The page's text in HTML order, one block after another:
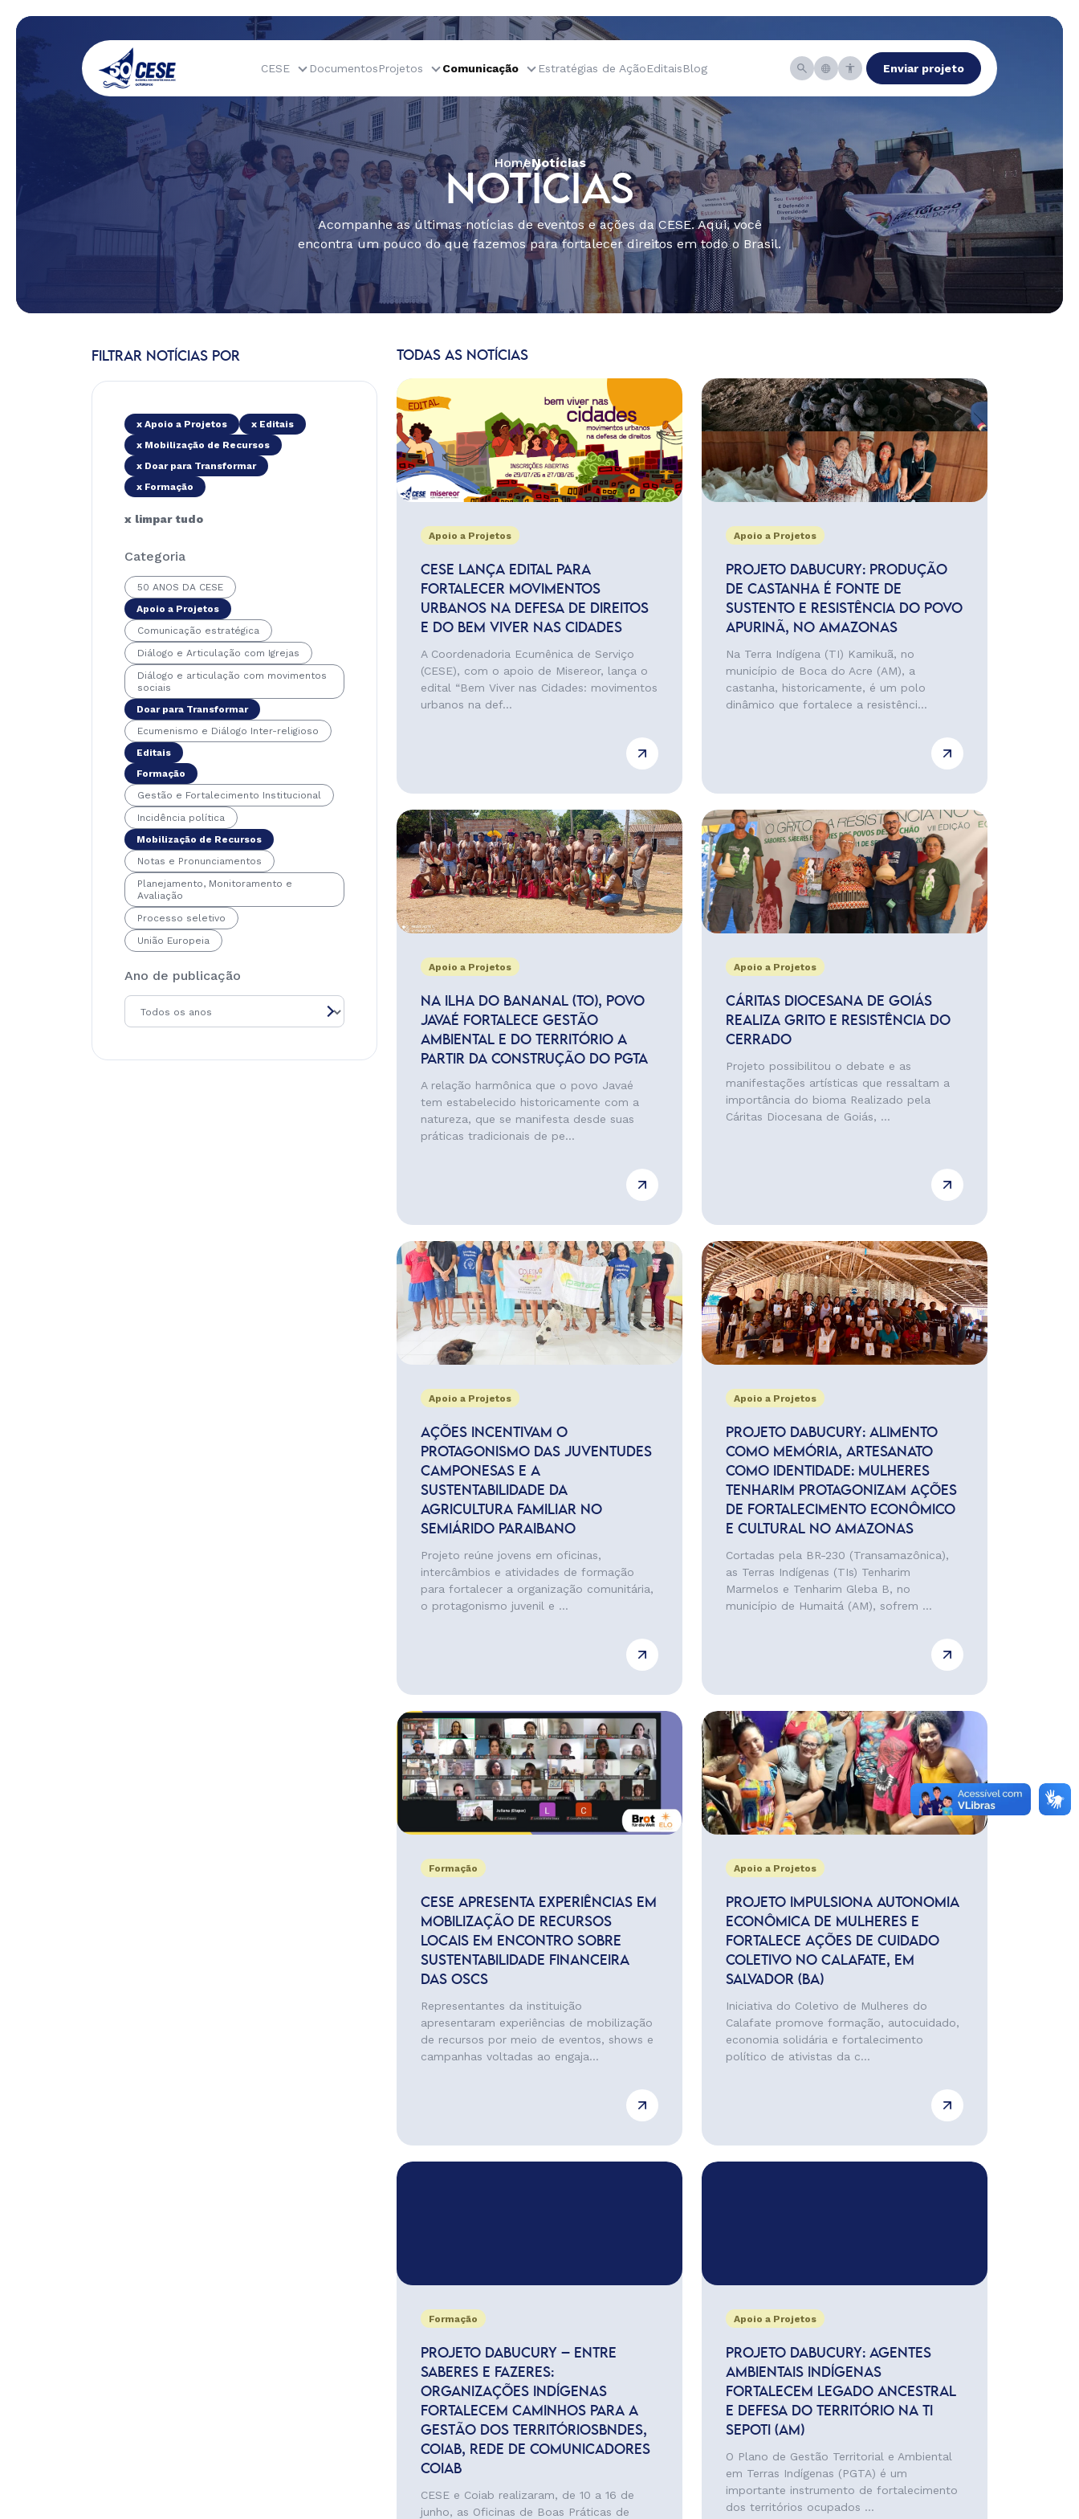
CESE DocumentosProjetos Comunicação Estratégias de AçãoEditaisBlog Enviar projeto
HomeNotícias
NOTÍCIAS
Acompanhe as últimas notícias de eventos e ações da CESE. Aqui, você
encontra um pouco do que fazemos para fortalecer direitos em todo o Brasil.
FILTRAR NOTÍCIAS POR
x Apoio a Projetos
x Editais
x Mobilização de Recursos
x Doar para Transformar
x Formação
x limpar tudo
Categoria
50 ANOS DA CESE
Apoio a Projetos
Comunicação estratégica
Diálogo e Articulação com Igrejas
Diálogo e articulação com movimentos
sociais
Doar para Transformar
Ecumenismo e Diálogo Inter-religioso
Editais
Formação
Gestão e Fortalecimento Institucional
Incidência política
Mobilização de Recursos
Notas e Pronunciamentos
Planejamento, Monitoramento e
Avaliação
Processo seletivo
União Europeia
Ano de publicação
TODAS AS NOTÍCIAS
Apoio a Projetos
CESE LANÇA EDITAL PARA
FORTALECER MOVIMENTOS
URBANOS NA DEFESA DE DIREITOS
E DO BEM VIVER NAS CIDADES
A Coordenadoria Ecumênica de Serviço
(CESE), com o apoio de Misereor, lança o
edital “Bem Viver nas Cidades: movimentos
urbanos na def...
Apoio a Projetos
PROJETO DABUCURY: PRODUÇÃO
DE CASTANHA É FONTE DE
SUSTENTO E RESISTÊNCIA DO POVO
APURINÃ, NO AMAZONAS
Na Terra Indígena (TI) Kamikuã, no
município de Boca do Acre (AM), a
castanha, historicamente, é um polo
dinâmico que fortalece a resistênci...
Apoio a Projetos
NA ILHA DO BANANAL (TO), POVO
JAVAÉ FORTALECE GESTÃO
AMBIENTAL E DO TERRITÓRIO A
PARTIR DA CONSTRUÇÃO DO PGTA
A relação harmônica que o povo Javaé
tem estabelecido historicamente com a
natureza, que se manifesta desde suas
práticas tradicionais de pe...
Apoio a Projetos
CÁRITAS DIOCESANA DE GOIÁS
REALIZA GRITO E RESISTÊNCIA DO
CERRADO
Projeto possibilitou o debate e as
manifestações artísticas que ressaltam a
importância do bioma Realizado pela
Cáritas Diocesana de Goiás, ...
Apoio a Projetos
AÇÕES INCENTIVAM O
PROTAGONISMO DAS JUVENTUDES
CAMPONESAS E A
SUSTENTABILIDADE DA
AGRICULTURA FAMILIAR NO
SEMIÁRIDO PARAIBANO
Projeto reúne jovens em oficinas,
intercâmbios e atividades de formação
para fortalecer a organização comunitária,
o protagonismo juvenil e ...
Apoio a Projetos
PROJETO DABUCURY: ALIMENTO
COMO MEMÓRIA, ARTESANATO
COMO IDENTIDADE: MULHERES
TENHARIM PROTAGONIZAM AÇÕES
DE FORTALECIMENTO ECONÔMICO
E CULTURAL NO AMAZONAS
Cortadas pela BR-230 (Transamazônica),
as Terras Indígenas (TIs) Tenharim
Marmelos e Tenharim Gleba B, no
município de Humaitá (AM), sofrem ...
Formação
CESE APRESENTA EXPERIÊNCIAS EM
MOBILIZAÇÃO DE RECURSOS
LOCAIS EM ENCONTRO SOBRE
SUSTENTABILIDADE FINANCEIRA
DAS OSCS
Representantes da instituição
apresentaram experiências de mobilização
de recursos por meio de eventos, shows e
campanhas voltadas ao engaja...
Apoio a Projetos
PROJETO IMPULSIONA AUTONOMIA
ECONÔMICA DE MULHERES E
FORTALECE AÇÕES DE CUIDADO
COLETIVO NO CALAFATE, EM
SALVADOR (BA)
Iniciativa do Coletivo de Mulheres do
Calafate promove formação, autocuidado,
economia solidária e fortalecimento
político de ativistas da c...
Formação
PROJETO DABUCURY – ENTRE
SABERES E FAZERES:
ORGANIZAÇÕES INDÍGENAS
FORTALECEM CAMINHOS PARA A
GESTÃO DOS TERRITÓRIOSBNDES,
COIAB, REDE DE COMUNICADORES
COIAB
CESE e Coiab realizaram, de 10 a 16 de
junho, as Oficinas de Boas Práticas de
Apoio a Projetos
PROJETO DABUCURY: AGENTES
AMBIENTAIS INDÍGENAS
FORTALECEM LEGADO ANCESTRAL
E DEFESA DO TERRITÓRIO NA TI
SEPOTI (AM)
O Plano de Gestão Territorial e Ambiental
em Terras Indígenas (PGTA) é um
importante instrumento de fortalecimento
dos territórios ocupados ...